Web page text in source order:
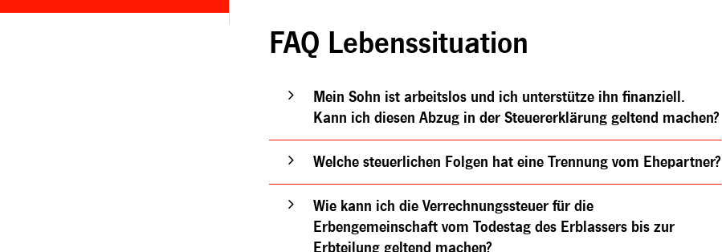
FAQ Lebenssituation
Mein Sohn ist arbeitslos und ich unterstütze ihn finanziell.
Kann ich diesen Abzug in der Steuererklärung geltend machen?
Welche steuerlichen Folgen hat eine Trennung vom Ehepartner?
Wie kann ich die Verrechnungssteuer für die
Erbengemeinschaft vom Todestag des Erblassers bis zur
Erbteilung geltend machen?